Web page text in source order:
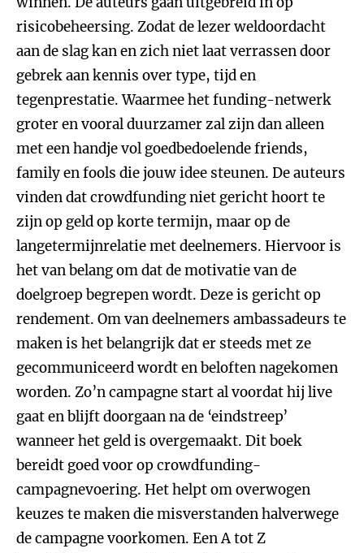
risicobeheersing. Zodat de lezer weldoordacht
aan de slag kan en zich niet laat verrassen door
gebrek aan kennis over type, tijd en
tegenprestatie. Waarmee het funding-netwerk
groter en vooral duurzamer zal zijn dan alleen
met een handje vol goedbedoelende friends,
family en fools die jouw idee steunen. De auteurs
vinden dat crowdfunding niet gericht hoort te
zijn op geld op korte termijn, maar op de
langetermijnrelatie met deelnemers. Hiervoor is
het van belang om dat de motivatie van de
doelgroep begrepen wordt. Deze is gericht op
rendement. Om van deelnemers ambassadeurs te
maken is het belangrijk dat er steeds met ze
gecommuniceerd wordt en beloften nagekomen
worden. Zo’n campagne start al voordat hij live
gaat en blijft doorgaan na de ‘eindstreep’
wanneer het geld is overgemaakt. Dit boek
bereidt goed voor op crowdfunding-
campagnevoering. Het helpt om overwogen
keuzes te maken die misverstanden halverwege
de campagne voorkomen. Een A tot Z